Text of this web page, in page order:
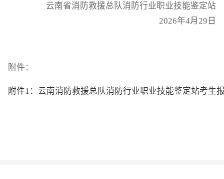
云南省消防救援总队消防行业职业技能鉴定站
2026年4月29日
附件：
附件1：云南消防救援总队消防行业职业技能鉴定站考生